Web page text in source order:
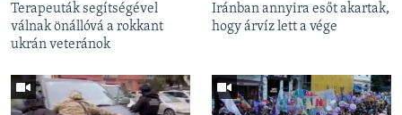
Terapeuták segítségével
válnak önállóvá a rokkant
ukrán veteránok
Iránban annyira esőt akartak,
hogy árvíz lett a vége